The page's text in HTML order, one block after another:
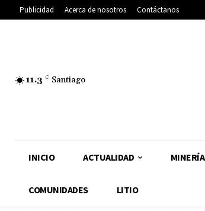
Publicidad Acerca de nosotros Contáctanos
11.3 C Santiago
INICIO ACTUALIDAD MINERÍA
COMUNIDADES LITIO